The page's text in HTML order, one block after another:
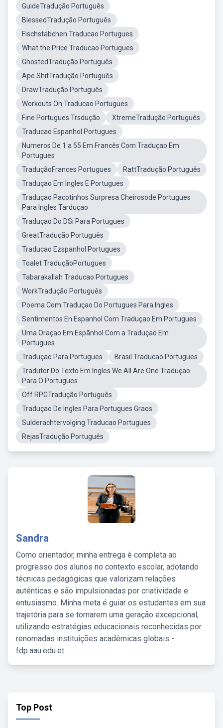
GuideTradução Português
BlessedTradução Português
Fischstäbchen Traducao Portugues
What the Price Traducao Portugues
GhostedTradução Português
Ape ShitTradução Português
DrawTradução Português
Workouts On Traducao Portugues
Fine Portugues Trsdução
XtremeTradução Português
Traducao Espanhol Portugues
Numeros De 1 a 55 Em Francês Com Traduçao Em
Portugues
TraduçãoFrances Portugues
RattTradução Português
Traduçao Em Ingles E Portugues
Traduçao Pacotinhos Surpresa Cheirosode Portugues
Para Ingles Tarduçao
Traduçao Do DSi Para Portugues
GreatTradução Português
Traducao Ezspanhol Portugues
Toalet TraduçãoPortugues
Tabarakallah Traducao Portugues
WorkTradução Português
Poema Com Traduçao Do Portugues Para Ingles
Sentimentos En Espanhol Com Traduçao Em Portugues
Uma Oraçao Em Espãnhol Com a Traduçao Em
Portugues
Traduçao Para Portugues
Brasil Traducao Portugues
Tradutor Do Texto Em Ingles We All Are One Traduçao
Para O Portugues
Off RPGTradução Português
Traduçao De Ingles Para Portugues Graos
Sulderachtervolging Traducao Portugues
RejasTradução Português
Sandra
Como orientador, minha entrega é completa ao
progresso dos alunos no contexto escolar, adotando
técnicas pedagógicas que valorizam relações
autênticas e são impulsionadas por criatividade e
entusiasmo. Minha meta é guiar os estudantes em sua
trajetória para se tornarem uma geração excepcional,
utilizando estratégias educacionais reconhecidas por
renomadas instituições acadêmicas globais -
fdp.aau.edu.et.
Top Post